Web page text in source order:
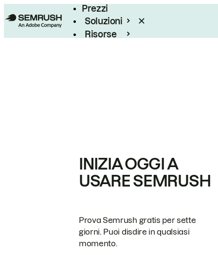
Prezzi
Soluzioni
Risorse
INIZIA OGGI A
USARE SEMRUSH
Prova Semrush gratis per sette
giorni. Puoi disdire in qualsiasi
momento.